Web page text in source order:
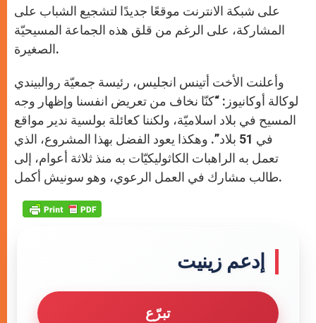
على شبكة الانترنت موقعًا جديدًا لتشجيع الشباب على
المشاركة، على الرغم من قلق هذه الجماعة المسيحيّة
الصغيرة.
وأعلنت الأخت أتينس انجليس، رئيسة جمعيّة روالبيندي
لوكالة أوكانيوز: “كنّا نخاف من تعريض انفسنا وإظهار وجه
المسيح في بلاد اسلاميّة، ولكننا كعائلة بولسية ندير مواقع
في 51 بلاد”. وهكذا يعود الفضل بهذا المشروع، الذي
تعمل به الراهبات الكاثوليكيّات به منذ ثلاثة أعوام، إلى
طالب مشارك في العمل الرعوي، وهو سونيش أكمل.
إدعم زينيت
تبرّع